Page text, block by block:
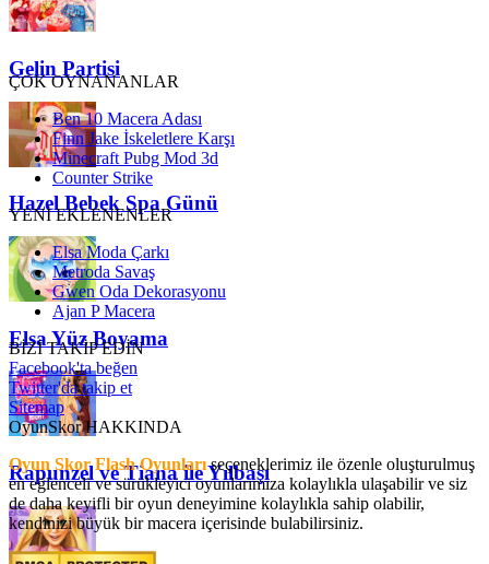
Gelin Partisi
Hazel Bebek Spa Günü
Elsa Yüz Boyama
Rapunzel ve Tiana ile Yılbaşı
ÇOK OYNANANLAR
Ben 10 Macera Adası
Finn Jake İskeletlere Karşı
Minecraft Pubg Mod 3d
Counter Strike
YENİ EKLENENLER
Elsa Moda Çarkı
Metroda Savaş
Gwen Oda Dekorasyonu
Ajan P Macera
BİZİ TAKİP EDİN
Facebook'ta beğen
Twitter'da takip et
Sitemap
OyunSkor HAKKINDA
Oyun Skor Flash Oyunlarıseçeneklerimiz ile özenle oluşturulmuş
en eğlenceli ve sürükleyici oyunlarımıza kolaylıkla ulaşabilir ve siz
de daha keyifli bir oyun deneyimine kolaylıkla sahip olabilir,
kendinizi büyük bir macera içerisinde bulabilirsiniz.